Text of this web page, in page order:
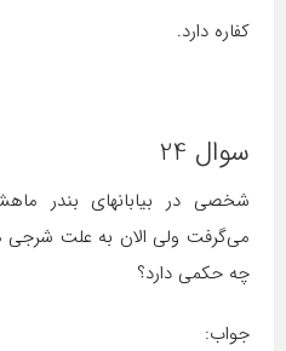
کفاره دارد.
سوال 24
شخصی در بیابانهای بندر
می‌گرفت ولی الان به علت شرجی
چه حکمی دارد؟
جواب: